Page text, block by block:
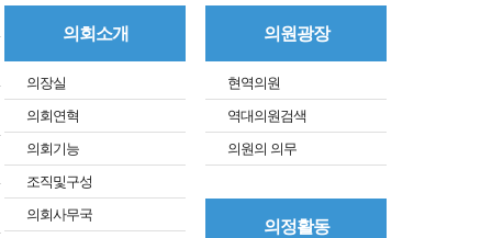
의회소개
의장실
의회연혁
의회기능
조직및구성
의회사무국
의원광장
현역의원
역대의원검색
의원의 의무
의정활동